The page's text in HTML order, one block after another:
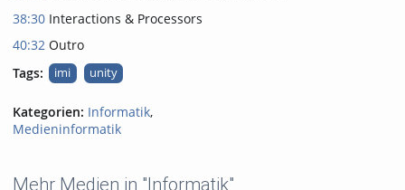
38:30 Interactions & Processors
40:32 Outro
Tags:
imi unity
Kategorien: Informatik,
Medieninformatik
Mehr Medien in "Informatik"